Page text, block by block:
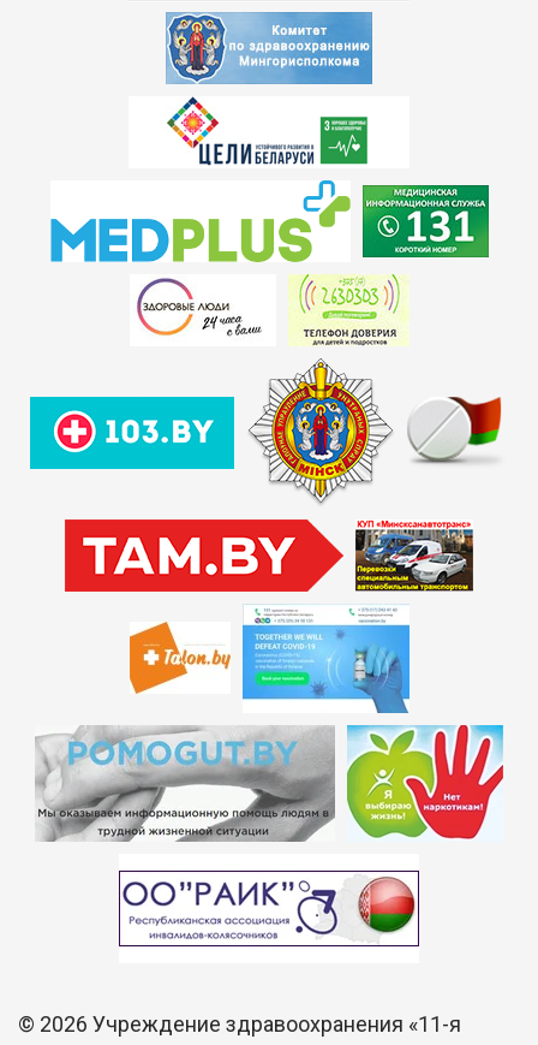
© 2026 Учреждение здравоохранения «11-я